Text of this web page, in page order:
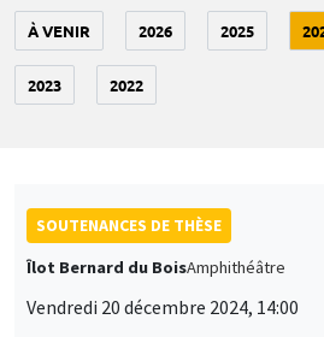
À VENIR 2026 2025
2023 2022
SOUTENANCES DE THÈSE
Îlot Bernard du BoisAmphithéâtre
Vendredi 20 décembre 2024, 14:00